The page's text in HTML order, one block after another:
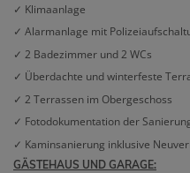
✓ Klimaanlage
✓ Alarmanlage mit
✓ 2 Badezimmer und 2 WCs
✓ Überdachte und winterfeste
✓ 2 Terrassen im Obergeschoss
✓ Fotodokumentation der
✓ Kaminsanierung inklusive
GÄSTEHAUS UND GARAGE: